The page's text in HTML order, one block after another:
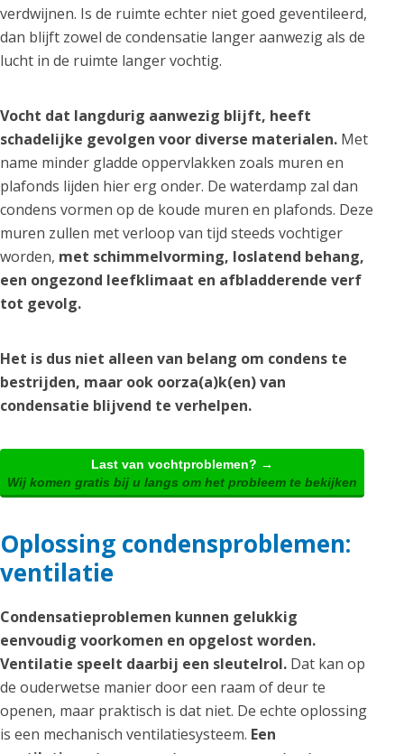
verdwijnen. Is de ruimte echter niet goed geventileerd,
dan blijft zowel de condensatie langer aanwezig als de
lucht in de ruimte langer vochtig.
Vocht dat langdurig aanwezig blijft, heeft
schadelijke gevolgen voor diverse materialen. Met
name minder gladde oppervlakken zoals muren en
plafonds lijden hier erg onder. De waterdamp zal dan
condens vormen op de koude muren en plafonds. Deze
muren zullen met verloop van tijd steeds vochtiger
worden, met schimmelvorming, loslatend behang,
een ongezond leefklimaat en afbladderende verf
tot gevolg.
Het is dus niet alleen van belang om condens te
bestrijden, maar ook oorza(a)k(en) van
condensatie blijvend te verhelpen.
Last van vochtproblemen? →
Wij komen gratis bij u langs om het probleem te bekijken
Oplossing condensproblemen:
ventilatie
Condensatieproblemen kunnen gelukkig
eenvoudig voorkomen en opgelost worden.
Ventilatie speelt daarbij een sleutelrol. Dat kan op
de ouderwetse manier door een raam of deur te
openen, maar praktisch is dat niet. De echte oplossing
is een mechanisch ventilatiesysteem. Een